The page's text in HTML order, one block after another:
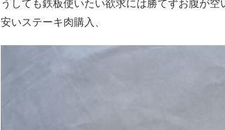
うしても鉄板使いたい欲求には勝てずお腹が
安いステーキ肉購入、